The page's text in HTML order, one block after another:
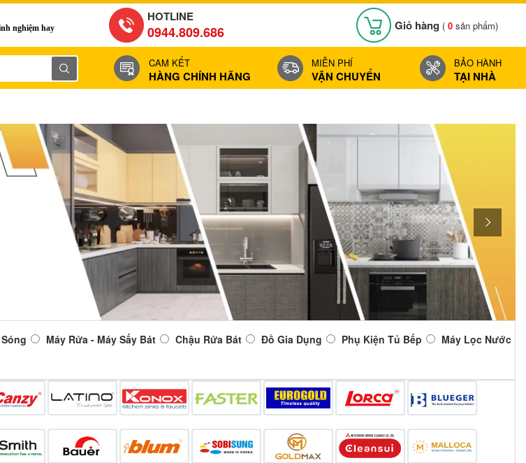
nghiệm hay
HOTLINE
0944.809.686 Giỏ hàng ( 0 sản phẩm)
CAM KẾT
HÀNG CHÍNH HÃNG
MIỄN PHÍ
VẬN CHUYỂN
BẢO HÀNH
TẠI NHÀ
Máy Rửa - Máy Sấy Bát Chậu Rửa Bát Đồ Gia Dụng Phụ Kiện Tủ Bếp
Máy Lọc Nước